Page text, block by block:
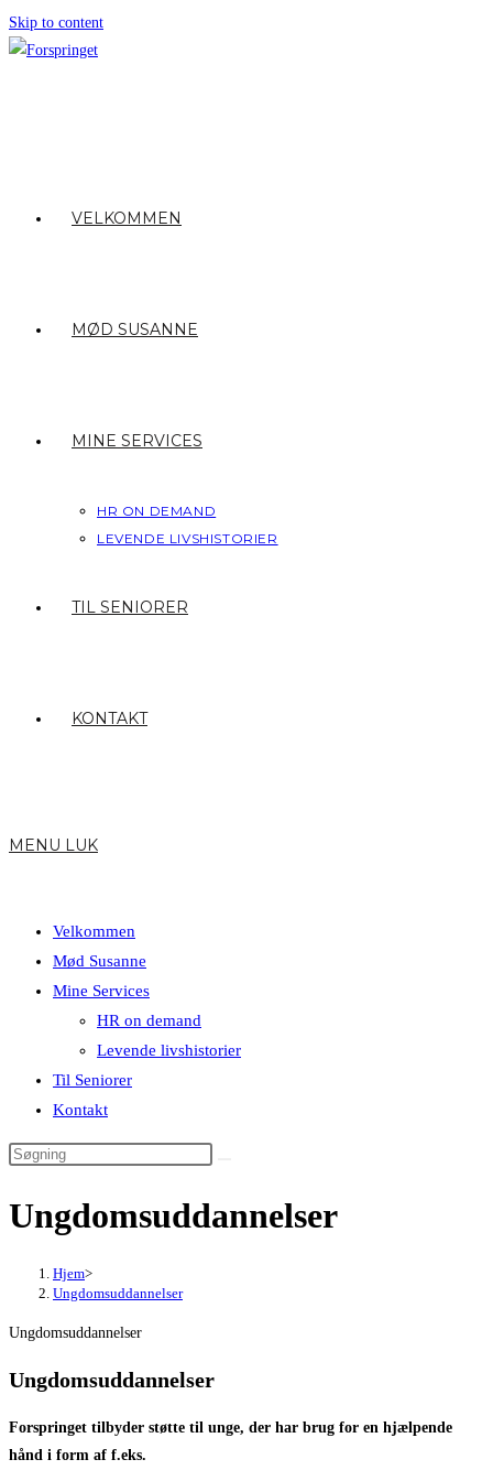
Skip to content
VELKOMMEN
MØD SUSANNE
MINE SERVICES
HR ON DEMAND
LEVENDE LIVSHISTORIER
TIL SENIORER
KONTAKT
MENU LUK
Velkommen
Mød Susanne
Mine Services
HR on demand
Levende livshistorier
Til Seniorer
Kontakt
Ungdomsuddannelser
Hjem>
Ungdomsuddannelser
Ungdomsuddannelser
Ungdomsuddannelser
Forspringet tilbyder støtte til unge, der har brug for en hjælpende
hånd i form af f.eks.